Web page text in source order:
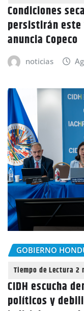
Condiciones
persistirán
anuncia Copeco
noticias
GOBIERNO
CIDH escucha
políticos y